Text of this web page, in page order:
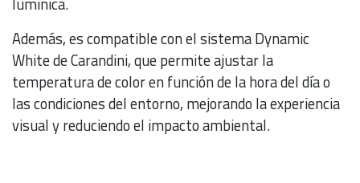
Además, es compatible con el sistema Dynamic
White de Carandini, que permite ajustar la
temperatura de color en función de la hora del día o
las condiciones del entorno, mejorando la experiencia
visual y reduciendo el impacto ambiental.